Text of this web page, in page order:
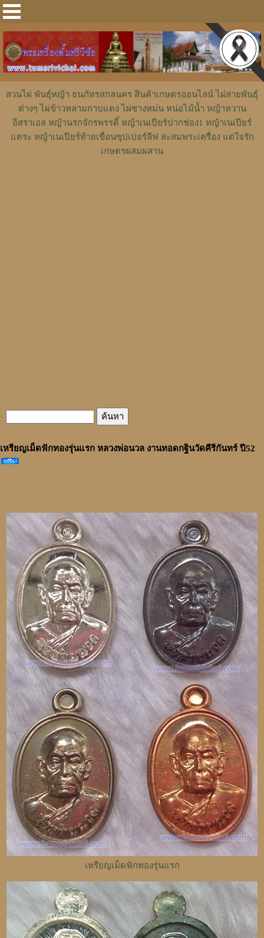
สวนไผ่ พันธุ์หญ้า ธนภัทรสกลนคร สินค้าเกษตรออนไลน์ ไผ่สายพันธุ์
ต่างๆ ไผ่ข้าวหลามกาบแดง ไผ่ซางหม่น หน่อไม้น้ำ หญ้าหวาน
อิสราเอล หญ้านรกจักรพรรดิ์ หญ้าเนเปียร์ปากช่อง1 หญ้าเนเปียร์
แคระ หญ้าเนเปียร์ท้ายเขื่อนซุปเปอร์ลีฟ สะสมพระเครื่อง แต่ใจรัก
เกษตรผสมผสาน
เหรียญเม็ดฟักทองรุ่นแรก หลวงพ่อนวล งานทอดกฐินวัดคีรีกันทร์ ปี52
เหรียญเม็ดฟักทองรุ่นแรก